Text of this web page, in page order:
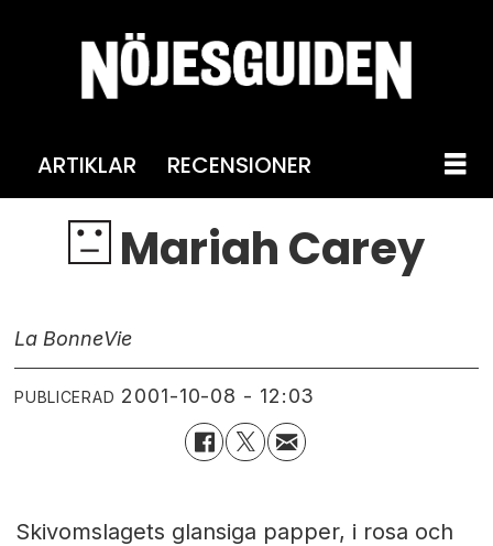
ARTIKLAR RECENSIONER
Mariah Carey
La BonneVie
PUBLICERAD 2001-10-08 - 12:03
Skivomslagets glansiga papper, i rosa och